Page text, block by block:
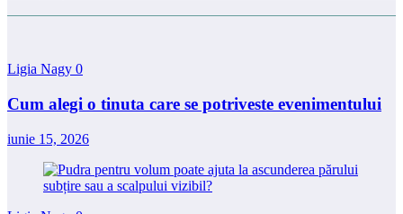
Ligia Nagy 0
Cum alegi o tinuta care se potriveste evenimentului
iunie 15, 2026